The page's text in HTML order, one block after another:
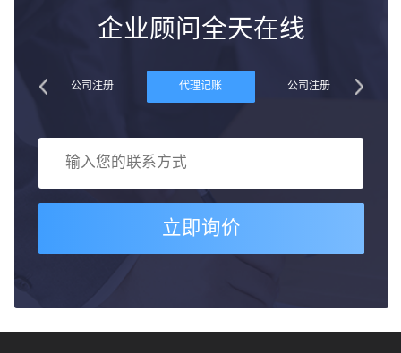
企业顾问全天在线
公司注册 代理记账 公司注册
立即询价